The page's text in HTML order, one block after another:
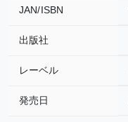
JAN/ISBN
出版社
レーベル
発売日